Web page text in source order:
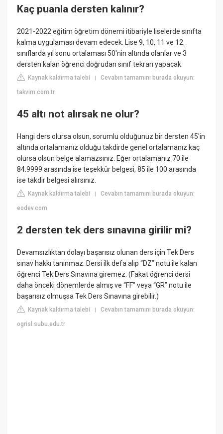
Kaç puanla dersten kalınır?
2021-2022 eğitim öğretim dönemi itibariyle liselerde sınıfta
kalma uygulaması devam edecek. Lise 9, 10, 11 ve 12.
sınıflarda yıl sonu ortalaması 50'nin altında olanlar ve 3
dersten kalan öğrenci doğrudan sınıf tekrarı yapacak.
Kaynak kaldırma talebi |Cevabın tamamını burada okuyun:
takvim.com.tr
45 altı not alırsak ne olur?
Hangi ders olursa olsun, sorumlu olduğunuz bir dersten 45'in
altında ortalamanız olduğu takdirde genel ortalamanız kaç
olursa olsun belge alamazsınız. Eğer ortalamanız 70 ile
84.9999 arasında ise teşekkür belgesi, 85 ile 100 arasında
ise takdir belgesi alırsınız.
Kaynak kaldırma talebi |Cevabın tamamını burada okuyun:
eodev.com
2 dersten tek ders sınavına girilir mi?
Devamsızlıktan dolayı başarısız olunan ders için Tek Ders
sınav hakkı tanınmaz. Dersi ilk defa alıp “DZ” notu ile kalan
öğrenci Tek Ders Sınavına giremez. (Fakat öğrenci dersi
daha önceki dönemlerde almış ve “FF” veya “GR” notu ile
başarısız olmuşsa Tek Ders Sınavına girebilir.)
Kaynak kaldırma talebi |Cevabın tamamını burada okuyun:
ogrisl.subu.edu.tr